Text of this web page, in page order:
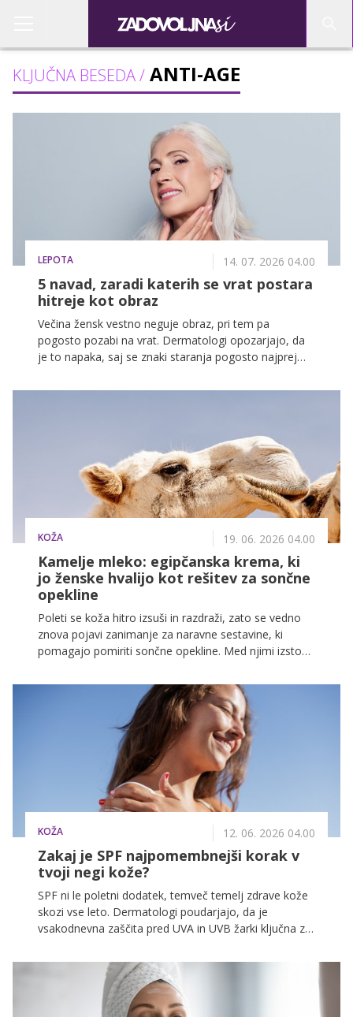
KLJUČNA BESEDA / ANTI-AGE
LEPOTA 14. 07. 2026 04.00
5 navad, zaradi katerih se vrat postara
hitreje kot obraz
Večina žensk vestno neguje obraz, pri tem pa
pogosto pozabi na vrat. Dermatologi opozarjajo, da
je to napaka, saj se znaki staranja pogosto najprej
predelu je tanjša, vsebuje manj lojnic in je bolj
KOŽA 19. 06. 2026 04.00
Kamelje mleko: egipčanska krema, ki
jo ženske hvalijo kot rešitev za sončne
opekline
Poleti se koža hitro izsuši in razdraži, zato se vedno
znova pojavi zanimanje za naravne sestavine, ki
pomagajo pomiriti sončne opekline. Med njimi izstopa
sveta, ki jo raziskave povezujejo z regeneracijo in
vlaženjem kože po izpostavljenosti soncu.
KOŽA 12. 06. 2026 04.00
Zakaj je SPF najpomembnejši korak v
tvoji negi kože?
SPF ni le poletni dodatek, temveč temelj zdrave kože
skozi vse leto. Dermatologi poudarjajo, da je
vsakodnevna zaščita pred UVA in UVB žarki ključna za
poškodb kože.